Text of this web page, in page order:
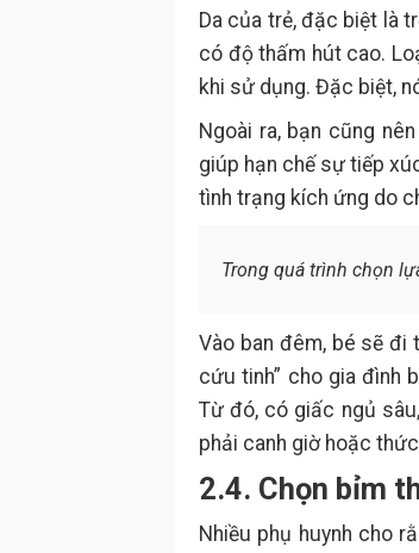
Da của trẻ, đặc biệt là
có độ thấm hút cao.
khi sử dụng. Đặc biệt,
Ngoài ra, bạn cũng
giúp hạn chế sự tiếp
tình trạng kích ứng do
Trong quá trình chọn
Vào ban đêm, bé sẽ đi
cứu tinh” cho gia đình
Từ đó, có giấc ngủ
phải canh giờ hoặc
2.4. Chọn bỉm
Nhiều phụ huynh cho